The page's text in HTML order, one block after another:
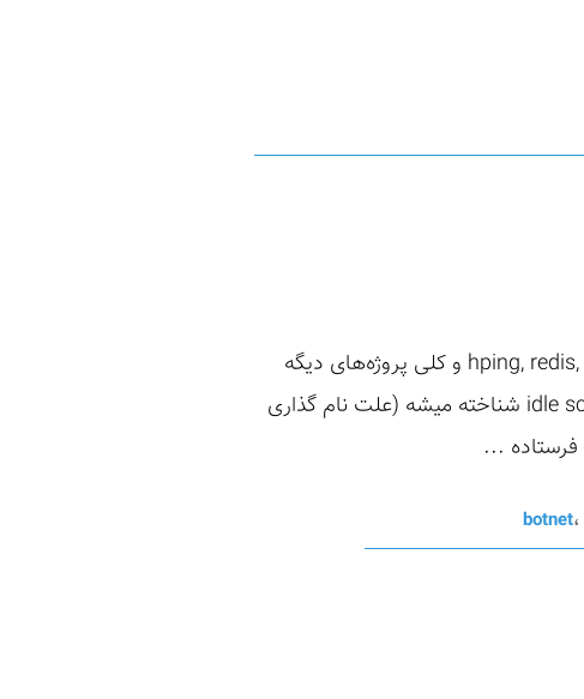
در سال 1998 محقق امنیتی Salvatore Sanfilippo (ایشون توسعه دهنده hping, redis, dump1090, Kilo و کلی پروژه‌های دیگه
هستن)، یک روش جدید رو برای اسکن (scan) یک ماشین هدف ارائه داد. این مِتُد به نام idle scan شناخته میشه (علت نام گذاری
botnet،